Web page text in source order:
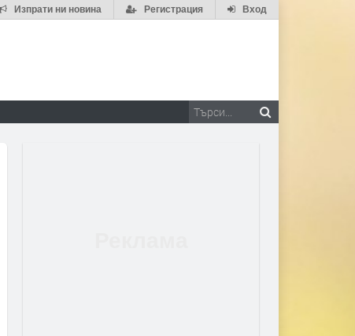
Вход
Регистрация
Изпрати ни новина